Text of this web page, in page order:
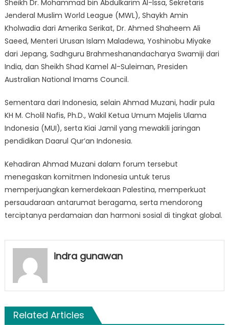
Sheikh Dr. Mohammad bin Abdulkarim Al-Issa, Sekretaris
Jenderal Muslim World League (MWL), Shaykh Amin
Kholwadia dari Amerika Serikat, Dr. Ahmed Shaheem Ali
Saeed, Menteri Urusan Islam Maladewa, Yoshinobu Miyake
dari Jepang, Sadhguru Brahmeshanandacharya Swamiji dari
India, dan Sheikh Shad Kamel Al-Suleiman, Presiden
Australian National Imams Council.
Sementara dari Indonesia, selain Ahmad Muzani, hadir pula
KH M. Cholil Nafis, Ph.D., Wakil Ketua Umum Majelis Ulama
Indonesia (MUI), serta Kiai Jamil yang mewakili jaringan
pendidikan Daarul Qur’an Indonesia.
Kehadiran Ahmad Muzani dalam forum tersebut
menegaskan komitmen Indonesia untuk terus
memperjuangkan kemerdekaan Palestina, memperkuat
persaudaraan antarumat beragama, serta mendorong
terciptanya perdamaian dan harmoni sosial di tingkat global.
indra gunawan
Related Articles